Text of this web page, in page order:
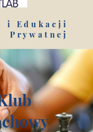
i Edukacji
Prywatnej